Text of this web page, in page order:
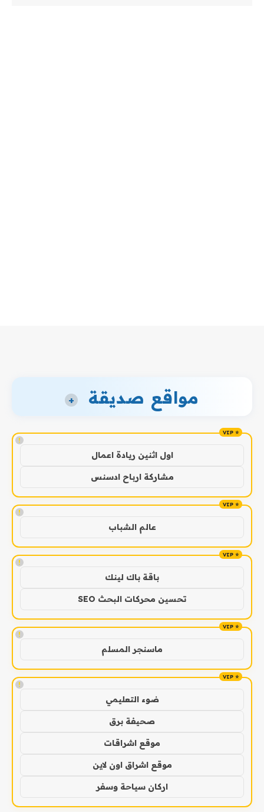
مواقع صديقة +
!
اول اثنين ريادة اعمال
مشاركة ارباح ادسنس
!
عالم الشباب
!
باقة باك لينك
تحسين محركات البحث SEO
!
ماسنجر المسلم
!
ضوء التعليمي
صحيفة برق
موقع اشراقات
موقع اشراق اون لاين
اركان سياحة وسفر